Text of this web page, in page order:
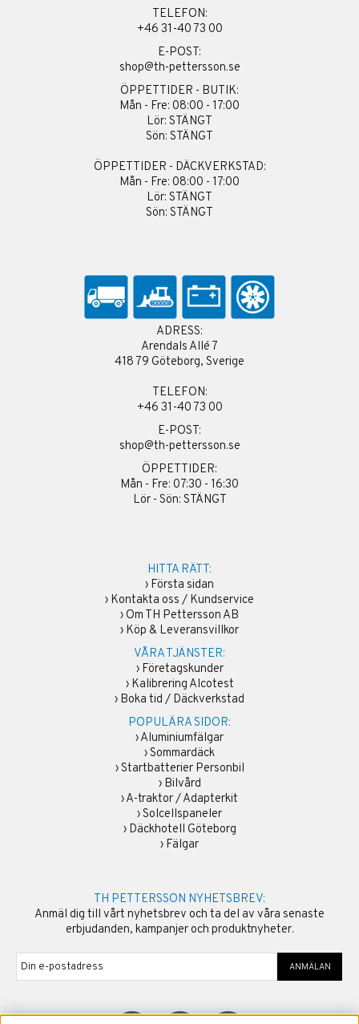
TELEFON:
+46 31-40 73 00
E-POST:
shop@th-pettersson.se
ÖPPETTIDER - BUTIK:
Mån - Fre: 08:00 - 17:00
Lör: STÄNGT
Sön: STÄNGT
ÖPPETTIDER - DÄCKVERKSTAD:
Mån - Fre: 08:00 - 17:00
Lör: STÄNGT
Sön: STÄNGT
ADRESS:
Arendals Allé 7
418 79 Göteborg, Sverige
TELEFON:
+46 31-40 73 00
E-POST:
shop@th-pettersson.se
ÖPPETTIDER:
Mån - Fre: 07:30 - 16:30
Lör - Sön: STÄNGT
HITTA RÄTT:
› Första sidan
› Kontakta oss / Kundservice
› Om TH Pettersson AB
› Köp & Leveransvillkor
VÅRA TJÄNSTER:
› Företagskunder
› Kalibrering Alcotest
› Boka tid / Däckverkstad
POPULÄRA SIDOR:
›Aluminiumfälgar
›Sommardäck
›Startbatterier Personbil
› Bilvård
›A-traktor / Adapterkit
›Solcellspaneler
› Däckhotell Göteborg
› Fälgar
TH PETTERSSON NYHETSBREV:
Anmäl dig till vårt nyhetsbrev och ta del av våra senaste
erbjudanden, kampanjer och produktnyheter.
ANMÄLAN